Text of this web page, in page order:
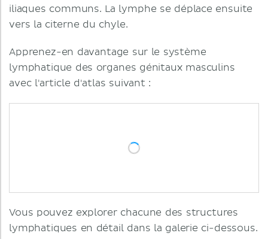
iliaques communs. La lymphe se déplace ensuite
vers la citerne du chyle.
Apprenez-en davantage sur le système
lymphatique des organes génitaux masculins
avec l'article d'atlas suivant :
Vous pouvez explorer chacune des structures
lymphatiques en détail dans la galerie ci-dessous.